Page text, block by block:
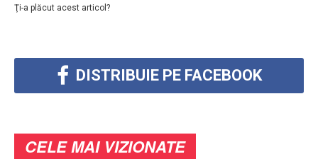
Ţi-a plăcut acest articol?
DISTRIBUIE PE FACEBOOK
CELE MAI VIZIONATE